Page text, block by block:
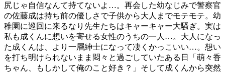
尻じゃ自信なんて持てないよ…。再会した幼なじみで警察官
の佐藤成は持ち前の優しさで子供から大人までモテモテ。幼
稚園に巡回に来るなり先生たちはキャーキャー大騒ぎ。実は
私も成くんに想いを寄せる女性のうちの一人…。大人になっ
た成くんは、より一層紳士になって凄くかっこいい…。想い
を打ち明けられないまま悶々と過ごしていたある日「萌々香
ちゃん、もしかして俺のこと好き？」そして成くんから突然